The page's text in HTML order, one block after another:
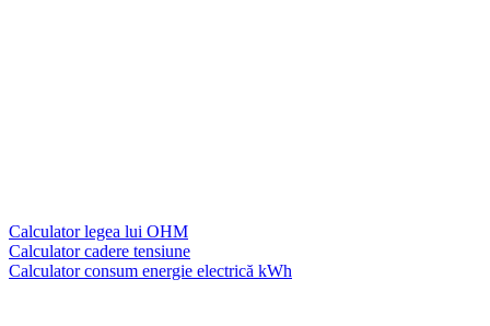
Calculator legea lui OHM
Calculator cadere tensiune
Calculator consum energie electrică kWh